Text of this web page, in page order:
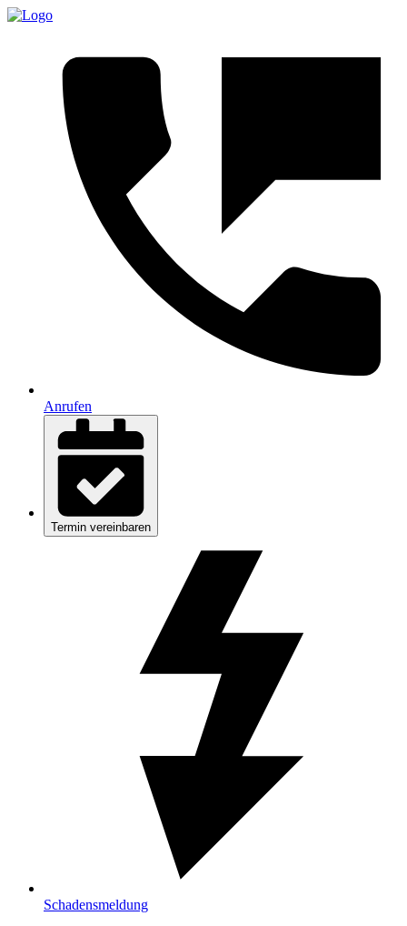
Anrufen
Termin vereinbaren
Schadensmeldung